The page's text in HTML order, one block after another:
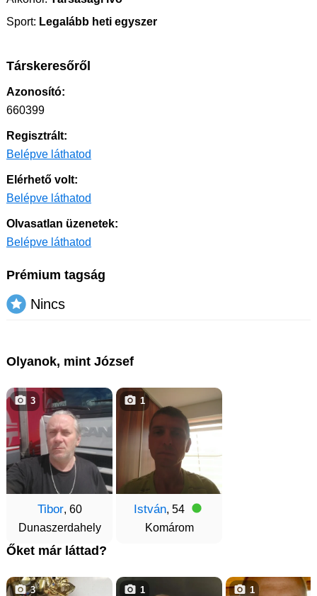
Sport: Legalább heti egyszer
Társkeresőről
Azonosító:
660399
Regisztrált:
Belépve láthatod
Elérhető volt:
Belépve láthatod
Olvasatlan üzenetek:
Belépve láthatod
Prémium tagság
Nincs
Olyanok, mint József
Tibor, 60
Dunaszerdahely
3
István, 54
Komárom
1
Őket már láttad?
3 1 1